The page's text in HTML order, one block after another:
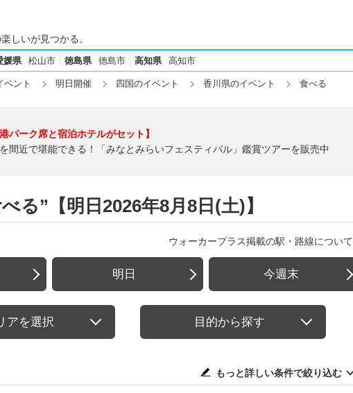
しいが見つかる。
媛県 松山市 徳島県 徳島市 高知県 高知市
ベント 明日開催 四国のイベント 香川県のイベント 食べる
港パーク席と宿泊ホテルがセット】
間近で堪能できる！「みなとみらいフェスティバル」鑑賞ツアーを販売中
る”【明日2026年8月8日(土)】
ウォーカープラス掲載の駅・路線について
明日 今週末
アを選択 目的から探す
もっと詳しい条件で絞り込む